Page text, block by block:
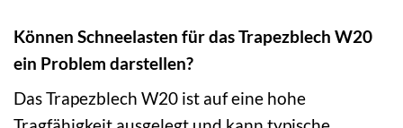
Können Schneelasten für das Trapezblech W20
ein Problem darstellen?
Das Trapezblech W20 ist auf eine hohe